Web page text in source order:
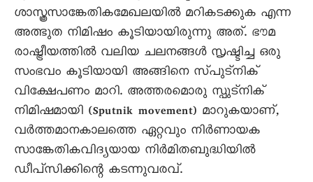
ശാസ്ത്രസാങ്കേതികമേഖലയിൽ മറികടക്കുക എന്ന
അത്ഭുത നിമിഷം കൂടിയായിരുന്നു അത്. ഭൗമ
രാഷ്ട്രീയത്തിൽ വലിയ ചലനങ്ങൾ സൃഷ്ടിച്ച ഒരു
സംഭവം കൂടിയായി അങ്ങിനെ സ്‌പുട്നിക്
വിക്ഷേപണം മാറി. അത്തരമൊരു സ്പുട്നിക്
നിമിഷമായി (Sputnik movement) മാറുകയാണ്,
വർത്തമാനകാലത്തെ ഏറ്റവും നിർണായക
സാങ്കേതികവിദ്യയായ നിർമിതബുദ്ധിയിൽ
ഡീപ്‌സിക്കിന്റെ കടന്നുവരവ്.